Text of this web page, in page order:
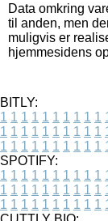
Data omkring
til anden, men
muligvis er
hjemmesidens
BITLY:
1 1 1 1 1 1 1 1 1 1
1 1 1 1 1 1 1 1 1 1
1 1 1 1 1 1 1 1 1 1
SPOTIFY:
1 1 1 1 1 1 1 1 1 1
1 1 1 1 1 1 1 1 1 1
1 1 1 1 1 1 1 1 1 1